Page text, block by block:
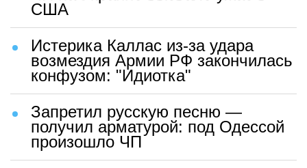
США
Истерика Каллас из-за удара
возмездия Армии РФ закончилась
конфузом: "Идиотка"
Запретил русскую песню —
получил арматурой: под Одессой
произошло ЧП